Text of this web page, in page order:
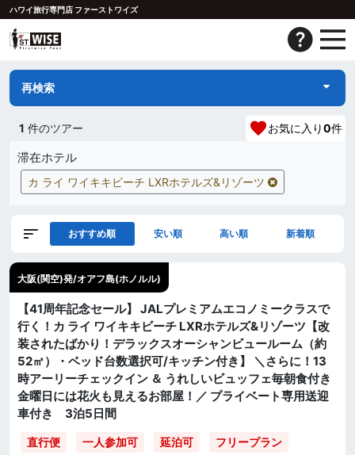
ハワイ旅行専門店 ファーストワイズ
再検索
1 件のツアー お気に入り0件
滞在ホテル
カ ライ ワイキキビーチ LXRホテルズ&リゾーツ
おすすめ順 安い順 高い順 新着順
大阪(関空)発/オアフ島(ホノルル)
【41周年記念セール】 JALプレミアムエコノミークラスで
行く！カ ライ ワイキキビーチ LXRホテルズ&リゾーツ【改
装されたばかり！デラックスオーシャンビュールーム（約
52㎡）・ベッド台数選択可/キッチン付き】 ＼さらに！13
時アーリーチェックイン ＆ うれしいビュッフェ毎朝食付き
金曜日には花火も見えるお部屋！／ プライベート専用送迎
車付き 3泊5日間
直行便 一人参加可 延泊可 フリープラン